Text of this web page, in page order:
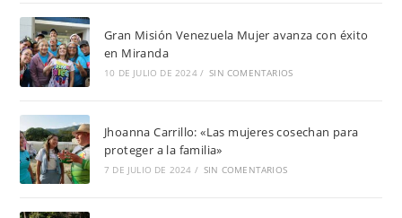
Gran Misión Venezuela Mujer avanza con éxito
en Miranda
10 DE JULIO DE 2024 / SIN COMENTARIOS
Jhoanna Carrillo: «Las mujeres cosechan para
proteger a la familia»
7 DE JULIO DE 2024 / SIN COMENTARIOS